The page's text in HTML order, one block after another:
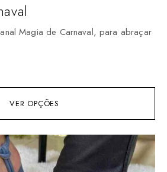
VER OPÇÕES
Magia de Carnaval, para abraçar